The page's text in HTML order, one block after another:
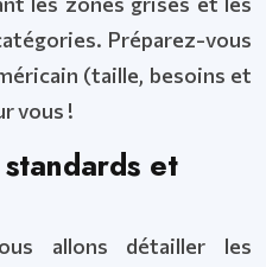
Préparez-vous
(taille, besoins et
vous !
et
allons détailler les